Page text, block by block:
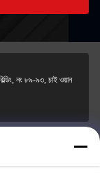
নং ৮৯-৯৩, চাই ওয়ান